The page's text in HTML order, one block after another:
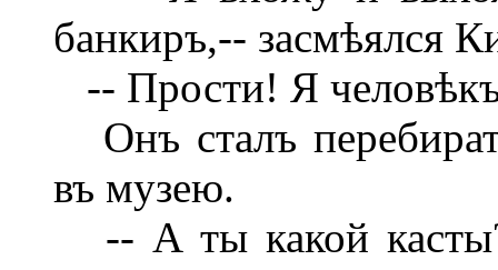
банкиръ,-- засмѣялся
-- Прости! Я
Онъ сталъ
въ музею.
-- А ты какой